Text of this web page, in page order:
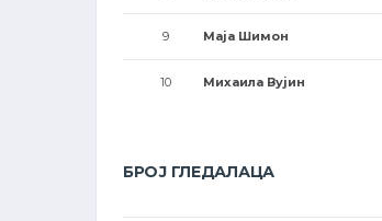
9 Маја Шимон
10 Михаила Вујин
БРОЈ ГЛЕДАЛАЦА